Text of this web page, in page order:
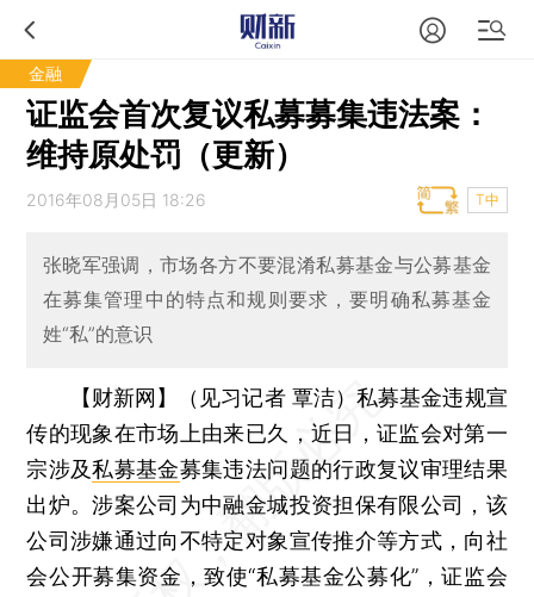
金融
证监会首次复议私募募集违法案：
维持原处罚（更新）
2016年08月05日 18:26 T中
张晓军强调，市场各方不要混淆私募基金与公募基金
在募集管理中的特点和规则要求，要明确私募基金
姓“私”的意识
【财新网】（见习记者 覃洁）私募基金违规宣
传的现象在市场上由来已久，近日，证监会对第一
宗涉及私募基金募集违法问题的行政复议审理结果
出炉。涉案公司为中融金城投资担保有限公司，该
公司涉嫌通过向不特定对象宣传推介等方式，向社
会公开募集资金，致使“私募基金公募化”，证监会